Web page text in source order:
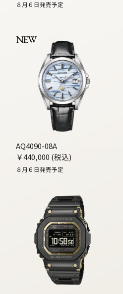
８月６日発売予定
NEW
AQ4090-08A
￥440,000 (税込)
８月６日発売予定